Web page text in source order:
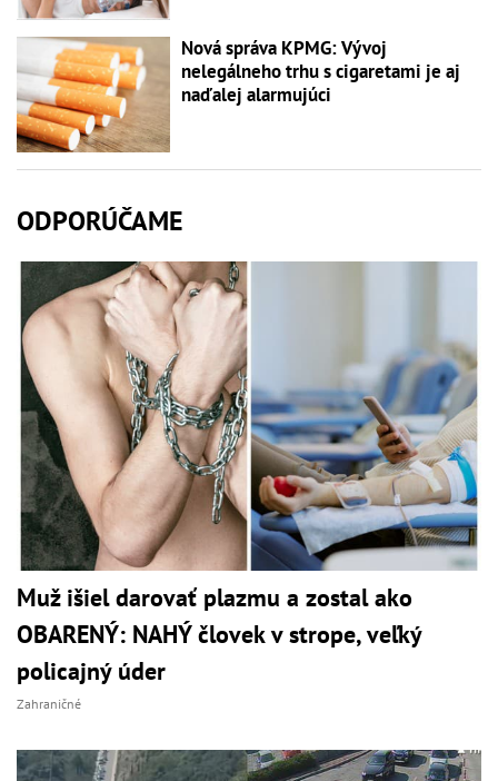
Nová správa KPMG: Vývoj
nelegálneho trhu s cigaretami je aj
naďalej alarmujúci
ODPORÚČAME
Muž išiel darovať plazmu a zostal ako
OBARENÝ: NAHÝ človek v strope, veľký
policajný úder
Zahraničné